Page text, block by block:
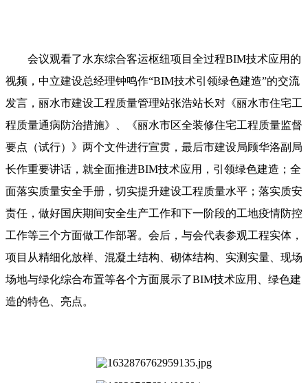
会议观看了水东综合客运枢纽项目全过程BIM技术应用的
视频，中立建设总经理钟鸣作“BIM技术引领绿色建造”的交流
发言，丽水市建设工程质量管理站张浩站长对《丽水市住宅工
程质量通病防治措施》、《丽水市区全装修住宅工程质量监督
要点（试行）》两个文件进行宣贯，最后市建设局顾华洛副局
长作重要讲话，就全面推进BIM技术应用，引领绿色建造；全
面落实质量安全手册，切实提升建设工程质量水平；落实质安
责任，做好国庆期间安全生产工作和下一阶段的工地疫情防控
工作等三个方面做工作部署。会后，与会代表参观工程实体，
项目从精细化放样、混凝土结构、砌体结构、实测实量、现场
场地与绿化综合布置等各个方面展示了BIM技术应用、绿色建
造的特色、亮点。